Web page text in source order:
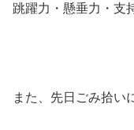
跳躍力・懸垂力・支
また、先日ごみ拾い